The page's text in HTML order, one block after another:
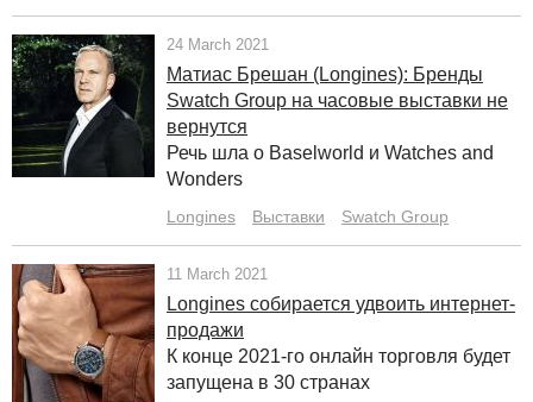
24 March 2021
Матиас Брешан (Longines): Бренды
Swatch Group на часовые выставки не
вернутся
Речь шла о Baselworld и Watches and
Wonders
Longines Выставки Swatch Group
11 March 2021
Longines собирается удвоить интернет-
продажи
К конце 2021-го онлайн торговля будет
запущена в 30 странах